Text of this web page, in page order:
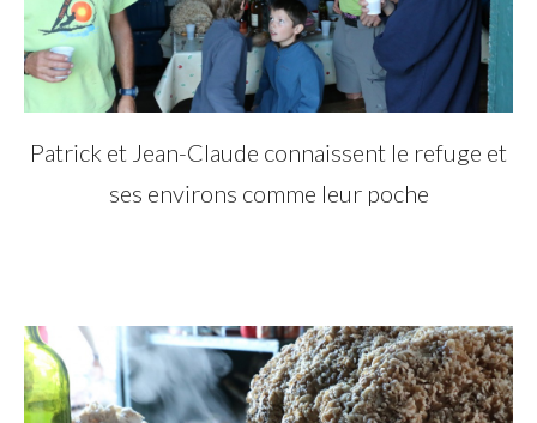
Patrick et Jean-Claude connaissent le refuge et
ses environs comme leur poche